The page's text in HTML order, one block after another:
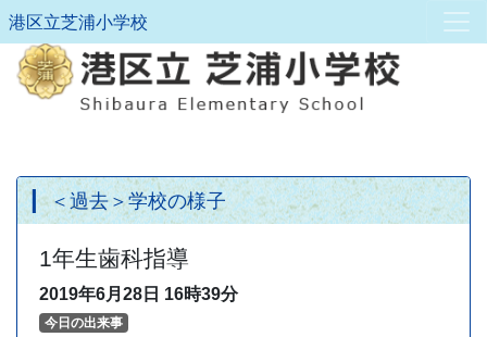
港区立芝浦小学校
＜過去＞学校の様子
1年生歯科指導
2019年6月28日 16時39分
今日の出来事